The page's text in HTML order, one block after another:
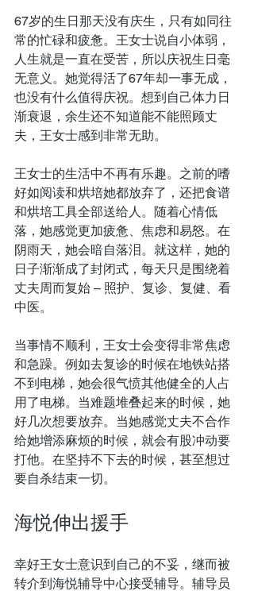
67岁的生日那天没有庆生，只有如同往
常的忙碌和疲惫。王女士说自小体弱，
人生就是一直在受苦，所以庆祝生日毫
无意义。她觉得活了67年却一事无成，
也没有什么值得庆祝。想到自己体力日
渐衰退，余生还不知道能不能照顾丈
夫，王女士感到非常无助。
王女士的生活中不再有乐趣。之前的嗜
好如阅读和烘培她都放弃了，还把食谱
和烘培工具全部送给人。随着心情低
落，她感觉更加疲惫、焦虑和易怒。在
阴雨天，她会暗自落泪。就这样，她的
日子渐渐成了封闭式，每天只是围绕着
丈夫周而复始 – 照护、复诊、复健、看
中医。
当事情不顺利，王女士会变得非常焦虑
和急躁。例如去复诊的时候在地铁站搭
不到电梯，她会很气愤其他健全的人占
用了电梯。当难题堆叠起来的时候，她
好几次想要放弃。当她感觉丈夫不合作
给她增添麻烦的时候，就会有股冲动要
打他。在坚持不下去的时候，甚至想过
要自杀结束一切。
海悦伸出援手
幸好王女士意识到自己的不妥，继而被
转介到海悦辅导中心接受辅导。辅导员